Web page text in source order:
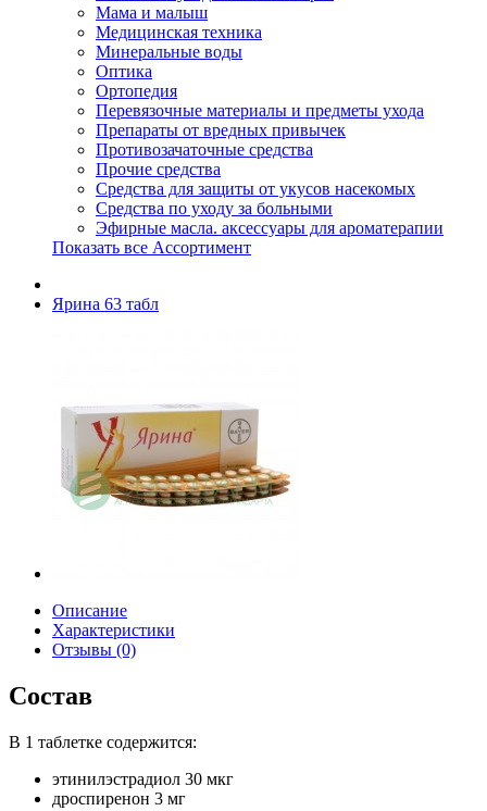
Мама и малыш
Медицинская техника
Минеральные воды
Оптика
Ортопедия
Перевязочные материалы и предметы ухода
Препараты от вредных привычек
Противозачаточные средства
Прочие средства
Средства для защиты от укусов насекомых
Средства по уходу за больными
Эфирные масла. аксессуары для ароматерапии
Показать все Ассортимент
Ярина 63 табл
Описание
Характеристики
Отзывы (0)
Состав
В 1 таблетке содержится:
этинилэстрадиол 30 мкг
дроспиренон 3 мг